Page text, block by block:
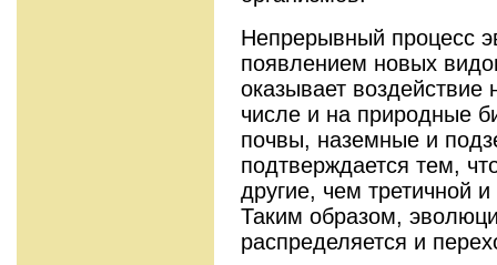
Непрерывный процесс
появлением новых
оказывает
числе и на природные
почвы, наземные и
подтверждается тем,
другие, чем третичной
Таким образом,
распределяется и